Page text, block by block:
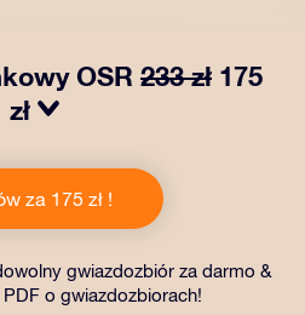
OSR 233 zł 175
zł
Ten zestaw obejmuje piękną
dokumenty wysłane na
cyfrowe i bezpłatny
prezentu przyjaciołom i
bliskim.
za 175 zł !
gwiazdozbiór za darmo &
o gwiazdozbiorach!